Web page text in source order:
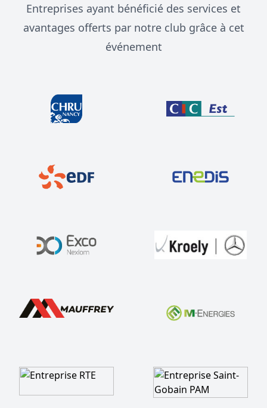
Entreprises ayant bénéficié des services et
avantages offerts par notre club grâce à cet
événement